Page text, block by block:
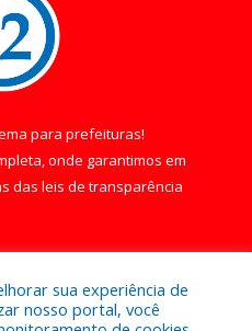
para prefeituras!
onde garantimos em
das leis de transparência
sua experiência de
nosso portal, você